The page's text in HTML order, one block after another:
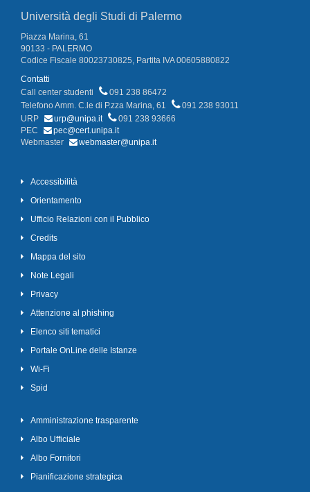
Università degli Studi di Palermo
Piazza Marina, 61
90133 - PALERMO
Codice Fiscale 80023730825, Partita IVA 00605880822
Contatti
Call center studenti
091 238 86472
Telefono Amm. C.le di P.zza Marina, 61
091 238 93011
URP
urp@unipa.it
091 238 93666
PEC
pec@cert.unipa.it
Webmaster
webmaster@unipa.it
Accessibilità
Orientamento
Ufficio Relazioni con il Pubblico
Credits
Mappa del sito
Note Legali
Privacy
Attenzione al phishing
Elenco siti tematici
Portale OnLine delle Istanze
Wi-Fi
Spid
Amministrazione trasparente
Albo Ufficiale
Albo Fornitori
Pianificazione strategica